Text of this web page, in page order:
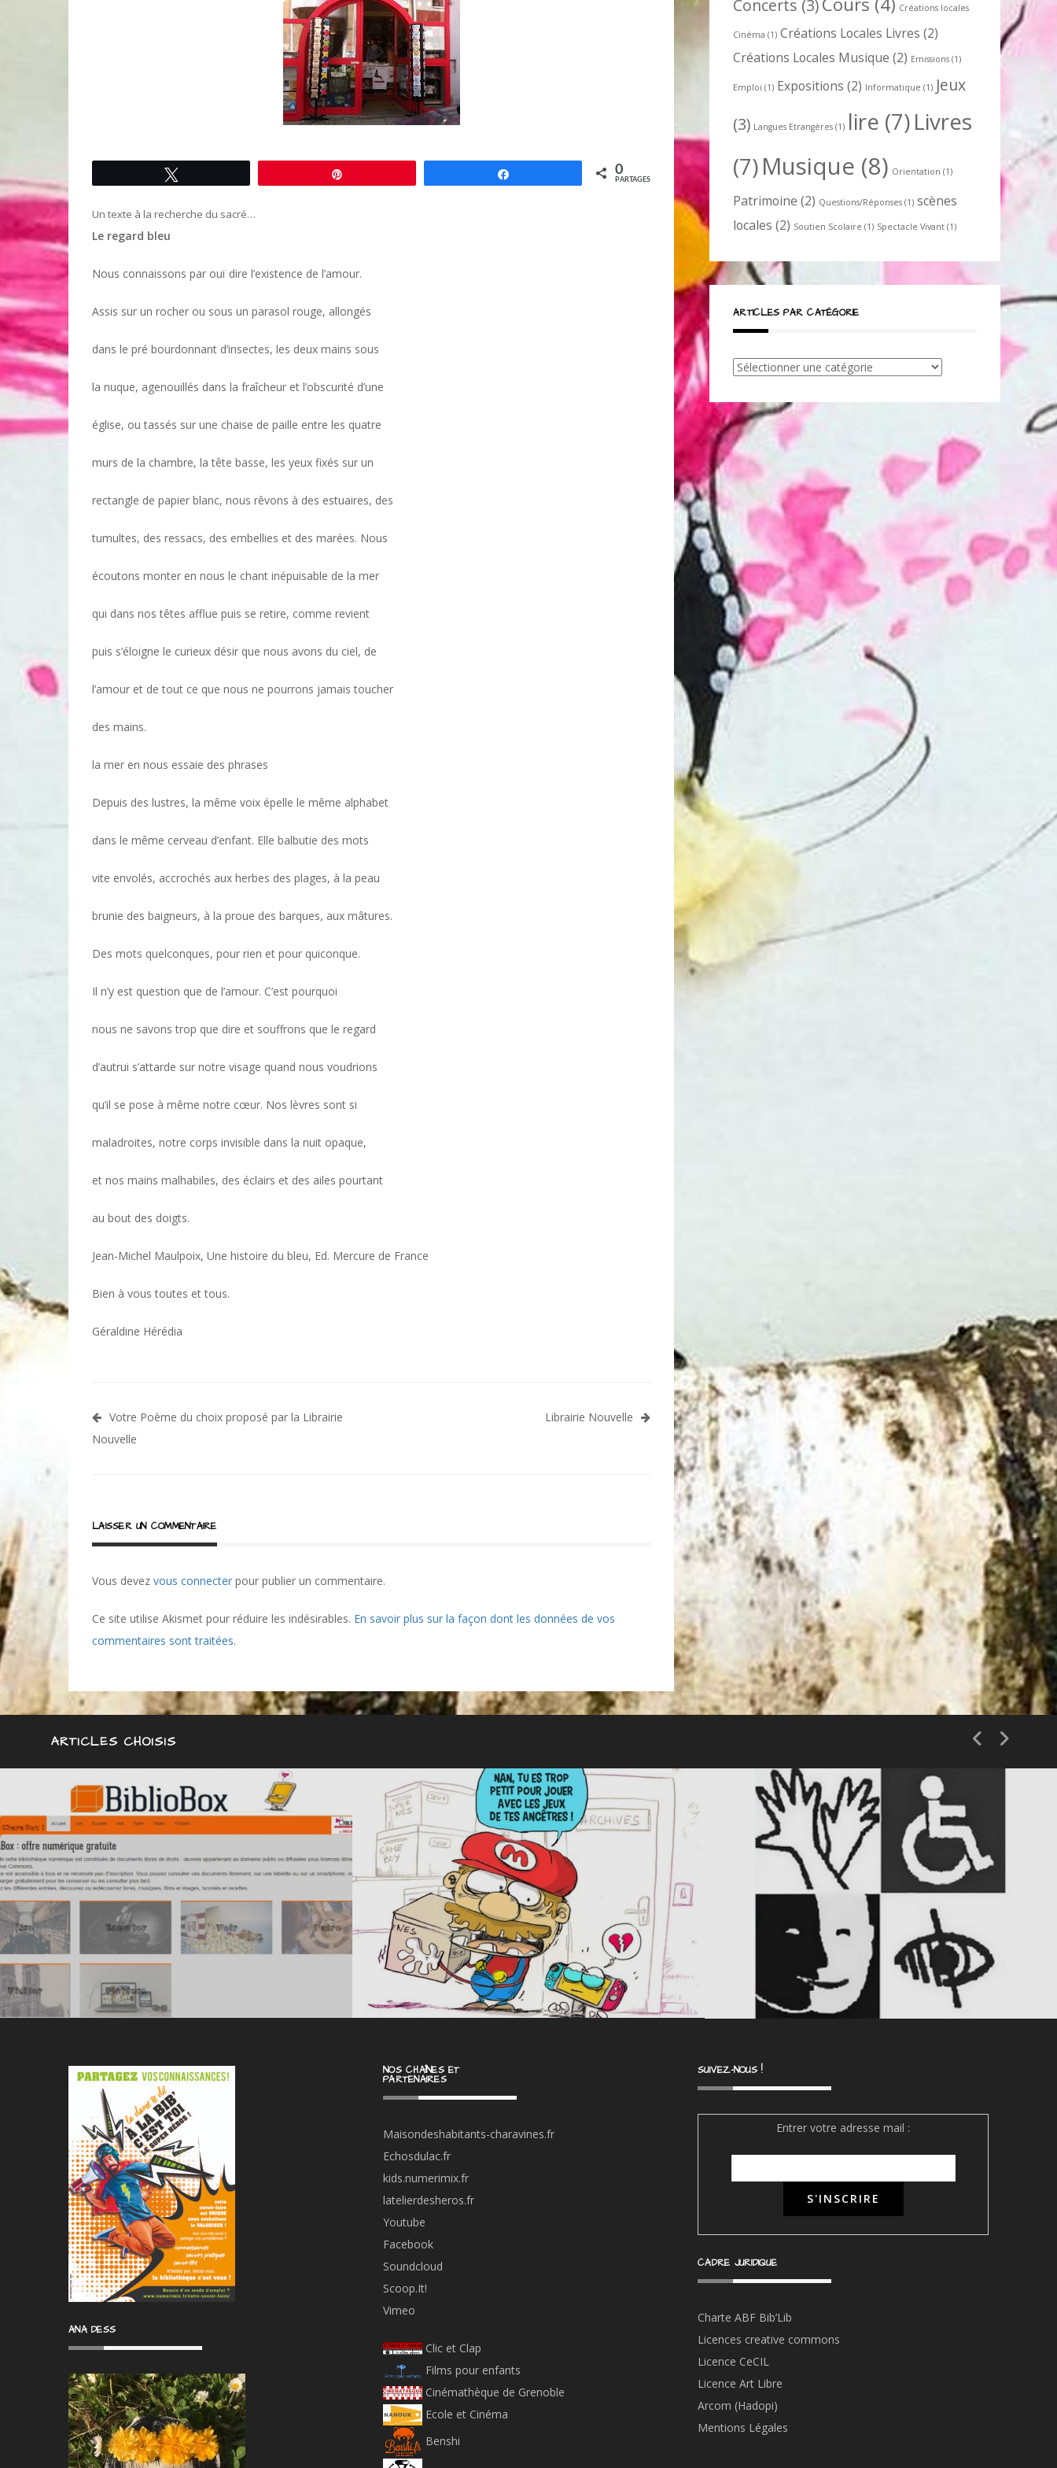
0
PARTAGES
Un texte à la recherche du sacré…
Le regard bleu
Nous connaissons par ouï dire l’existence de l’amour.
Assis sur un rocher ou sous un parasol rouge, allongés
dans le pré bourdonnant d’insectes, les deux mains sous
la nuque, agenouillés dans la fraîcheur et l’obscurité d’une
église, ou tassés sur une chaise de paille entre les quatre
murs de la chambre, la tête basse, les yeux fixés sur un
rectangle de papier blanc, nous rêvons à des estuaires, des
tumultes, des ressacs, des embellies et des marées. Nous
écoutons monter en nous le chant inépuisable de la mer
qui dans nos têtes afflue puis se retire, comme revient
puis s’éloigne le curieux désir que nous avons du ciel, de
l’amour et de tout ce que nous ne pourrons jamais toucher
des mains.
la mer en nous essaie des phrases
Depuis des lustres, la même voix épelle le même alphabet
dans le même cerveau d’enfant. Elle balbutie des mots
vite envolés, accrochés aux herbes des plages, à la peau
brunie des baigneurs, à la proue des barques, aux mâtures.
Des mots quelconques, pour rien et pour quiconque.
Il n’y est question que de l’amour. C’est pourquoi
nous ne savons trop que dire et souffrons que le regard
d’autrui s’attarde sur notre visage quand nous voudrions
qu’il se pose à même notre cœur. Nos lèvres sont si
maladroites, notre corps invisible dans la nuit opaque,
et nos mains malhabiles, des éclairs et des ailes pourtant
au bout des doigts.
Jean-Michel Maulpoix, Une histoire du bleu, Ed. Mercure de France
Bien à vous toutes et tous.
Géraldine Hérédia
Navigation
de
Votre Poème du choix proposé par la Librairie
Nouvelle
Librairie Nouvelle
LAISSER UN COMMENTAIRE
Vous devez vous connecter pour publier un commentaire.
Ce site utilise Akismet pour réduire les indésirables. En savoir plus sur la façon dont les données de vos
commentaires sont traitées.
Concerts (3) Créations locales
Cinéma (1) Créations Locales Livres (2)
Créations Locales Musique (2) Emissions (1)
Emploi (1) Expositions (2) Informatique (1) Jeux
(3) Langues Etrangères (1) lire (7)Livres
(7)Musique (8) Orientation (1)
Patrimoine (2) Questions/Réponses (1) scènes
locales (2) Soutien Scolaire (1) Spectacle Vivant (1)
ARTICLES PAR CATÉGORIE
Articles
catégorie
ARTICLES CHOISIS
ANA DESS
NOS CHAÎNES ET
PARTENAIRES
Maisondeshabitants-charavines.fr
Echosdulac.fr
kids.numerimix.fr
latelierdesheros.fr
Youtube
Facebook
Soundcloud
Scoop.It!
Vimeo
Clic et Clap
Films pour enfants
Cinémathèque de Grenoble
Ecole et Cinéma
Benshi
SUIVEZ-NOUS !
Entrer votre adresse mail :
CADRE JURIDIQUE
Charte ABF Bib’Lib
Licences creative commons
Licence CeCIL
Licence Art Libre
Arcom (Hadopi)
Mentions Légales